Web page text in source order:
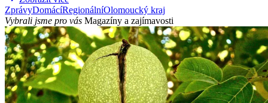
ZprávyDomácíRegionálníOlomoucký kraj
Vybrali jsme pro vás Magazíny a zajímavosti